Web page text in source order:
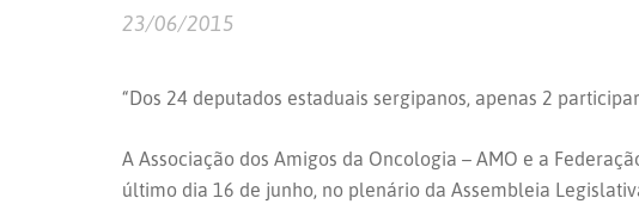
23/06/2015
“Dos 24 deputados estaduais sergipanos, apenas 2
A Associação dos Amigos da Oncologia – AMO e a
último dia 16 de junho, no plenário da Assembleia